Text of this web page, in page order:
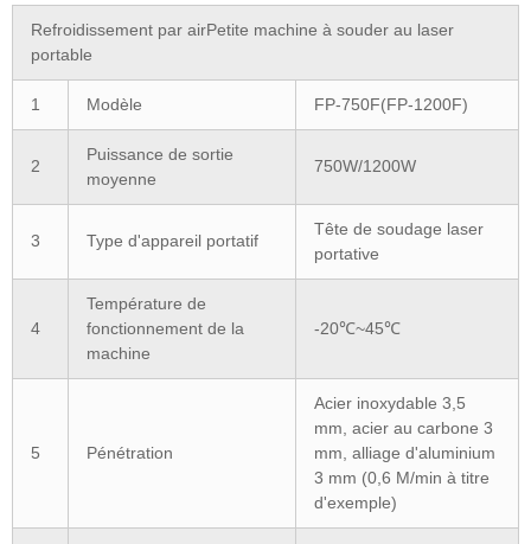
Refroidissement par airPetite machine à souder au laser
portable
1 Modèle FP-750F(FP-1200F)
2
Puissance de sortie
moyenne
750W/1200W
3 Type d'appareil portatif
Tête de soudage laser
portative
4
Température de
fonctionnement de la
machine
-20℃~45℃
5 Pénétration
Acier inoxydable 3,5
mm, acier au carbone 3
mm, alliage d'aluminium
3 mm (0,6 M/min à titre
d'exemple)